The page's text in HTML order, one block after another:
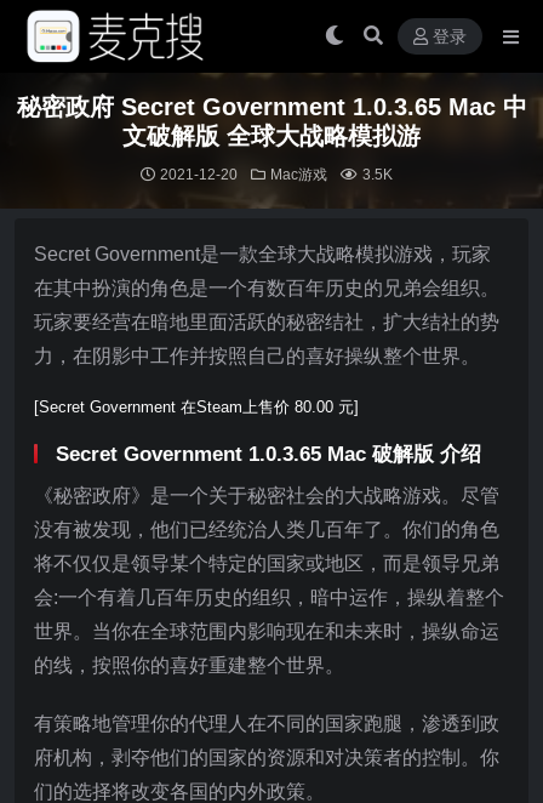
登录
秘密政府 Secret Government 1.0.3.65 Mac 中
文破解版 全球大战略模拟游
2021-12-20 Mac游戏 3.5K
Secret Government是一款全球大战略模拟游戏，玩家
在其中扮演的角色是一个有数百年历史的兄弟会组织。
玩家要经营在暗地里面活跃的秘密结社，扩大结社的势
力，在阴影中工作并按照自己的喜好操纵整个世界。
[Secret Government 在Steam上售价 80.00 元]
Secret Government 1.0.3.65 Mac 破解版 介绍
《秘密政府》是一个关于秘密社会的大战略游戏。尽管
没有被发现，他们已经统治人类几百年了。你们的角色
将不仅仅是领导某个特定的国家或地区，而是领导兄弟
会:一个有着几百年历史的组织，暗中运作，操纵着整个
世界。当你在全球范围内影响现在和未来时，操纵命运
的线，按照你的喜好重建整个世界。
有策略地管理你的代理人在不同的国家跑腿，渗透到政
府机构，剥夺他们的国家的资源和对决策者的控制。你
们的选择将改变各国的内外政策。